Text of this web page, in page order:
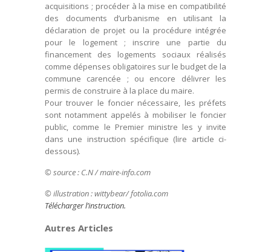
acquisitions ; procéder à la mise en compatibilité
des documents d’urbanisme en utilisant la
déclaration de projet ou la procédure intégrée
pour le logement ; inscrire une partie du
financement des logements sociaux réalisés
comme dépenses obligatoires sur le budget de la
commune carencée ; ou encore délivrer les
permis de construire à la place du maire.
Pour trouver le foncier nécessaire, les préfets
sont notamment appelés à mobiliser le foncier
public, comme le Premier ministre les y invite
dans une instruction spécifique (lire article ci-
dessous).
© source : C.N / maire-info.com
© illustration : wittybear/ fotolia.com
Télécharger l’instruction.
Autres Articles